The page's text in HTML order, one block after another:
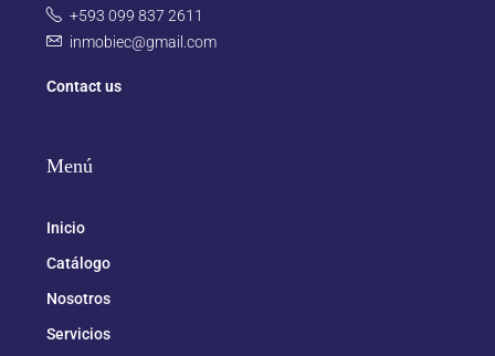
+593 099 837 2611
inmobiec@gmail.com
Contact us
Menú
Inicio
Catálogo
Nosotros
Servicios